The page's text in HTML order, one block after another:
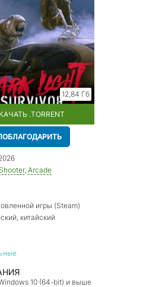
12,84 Гб
.TORRENT
Shooter, Arcade
игры (Steam)
китайский
10 (64-bit) и выше